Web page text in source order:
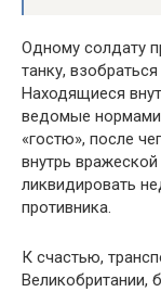
Одному солдату
танку,
Находящиеся
ведомые
«гостю», после
внутрь
ликвидировать
противника.
К счастью,
Великобритании,